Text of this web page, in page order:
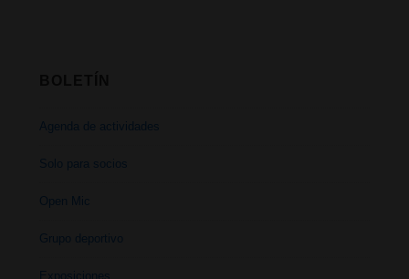
Agenda de actividades
Solo para socios
Open Mic
Grupo deportivo
Exposiciones